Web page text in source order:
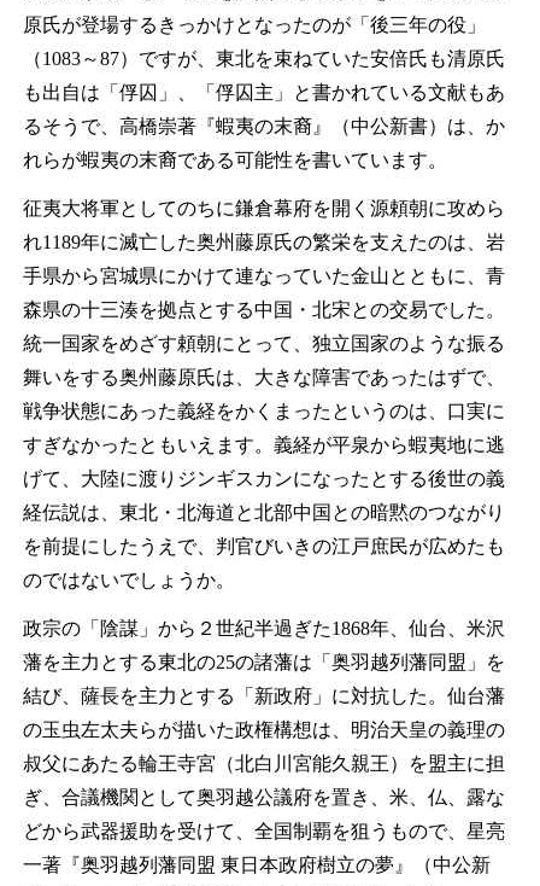
原氏が登場するきっかけとなったのが「後三年の役」
（1083～87）ですが、東北を束ねていた安倍氏も清原氏
も出自は「俘囚」、「俘囚主」と書かれている文献もあ
るそうで、高橋崇著『蝦夷の末裔』（中公新書）は、か
れらが蝦夷の末裔である可能性を書いています。
征夷大将軍としてのちに鎌倉幕府を開く源頼朝に攻めら
れ1189年に滅亡した奥州藤原氏の繁栄を支えたのは、岩
手県から宮城県にかけて連なっていた金山とともに、青
森県の十三湊を拠点とする中国・北宋との交易でした。
統一国家をめざす頼朝にとって、独立国家のような振る
舞いをする奥州藤原氏は、大きな障害であったはずで、
戦争状態にあった義経をかくまったというのは、口実に
すぎなかったともいえます。義経が平泉から蝦夷地に逃
げて、大陸に渡りジンギスカンになったとする後世の義
経伝説は、東北・北海道と北部中国との暗黙のつながり
を前提にしたうえで、判官びいきの江戸庶民が広めたも
のではないでしょうか。
政宗の「陰謀」から２世紀半過ぎた1868年、仙台、米沢
藩を主力とする東北の25の諸藩は「奥羽越列藩同盟」を
結び、薩長を主力とする「新政府」に対抗した。仙台藩
の玉虫左太夫らが描いた政権構想は、明治天皇の義理の
叔父にあたる輪王寺宮（北白川宮能久親王）を盟主に担
ぎ、合議機関として奥羽越公議府を置き、米、仏、露な
どから武器援助を受けて、全国制覇を狙うもので、星亮
一著『奥羽越列藩同盟 東日本政府樹立の夢』（中公新